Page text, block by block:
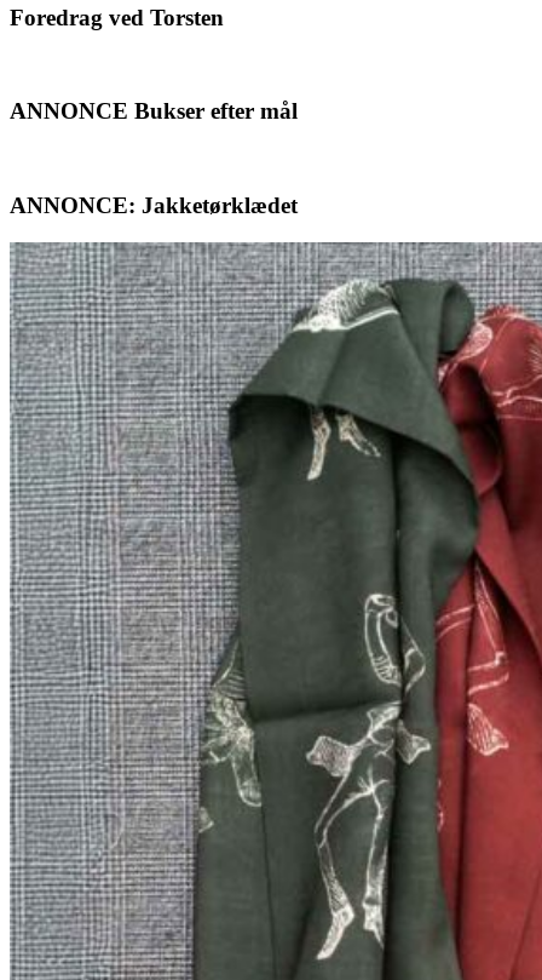
Foredrag ved Torsten
ANNONCE Bukser efter mål
ANNONCE: Jakketørklædet